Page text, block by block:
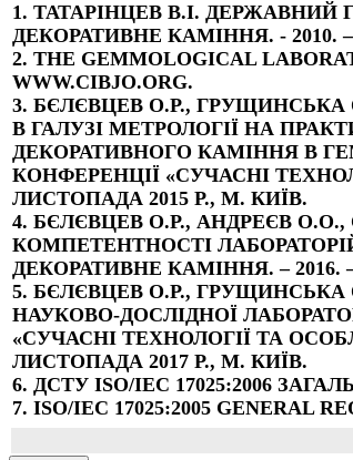
1. ТАТАРІНЦЕВ В.І.
ДЕКОРАТИВНЕ КАМІННЯ. - 2010. –
2. THE GEMMOLOGICAL
WWW.CIBJO.ORG.
3. БЄЛЄВЦЕВ О.Р., ГРУЩИНСЬКА
В ГАЛУЗІ МЕТРОЛОГІЇ НА
ДЕКОРАТИВНОГО КАМІННЯ В
КОНФЕРЕНЦІЇ «СУЧАСНІ
ЛИСТОПАДА 2015 Р., М. КИЇВ.
4. БЄЛЄВЦЕВ О.Р., АНДРЕЄВ
КОМПЕТЕНТНОСТІ
ДЕКОРАТИВНЕ КАМІННЯ. – 2016. –
5. БЄЛЄВЦЕВ О.Р., ГРУЩИНСЬКА
НАУКОВО-ДОСЛІДНОЇ
«СУЧАСНІ ТЕХНОЛОГІЇ ТА
ЛИСТОПАДА 2017 Р., М. КИЇВ.
6. ДСТУ ISO/IEC 17025:2006
7. ISO/IEC 17025:2005 GENERAL